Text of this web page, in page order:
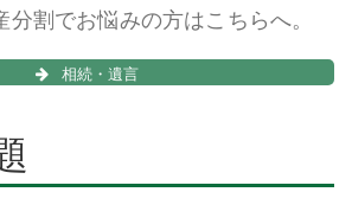
割でお悩みの方はこちらへ。
相続・遺言